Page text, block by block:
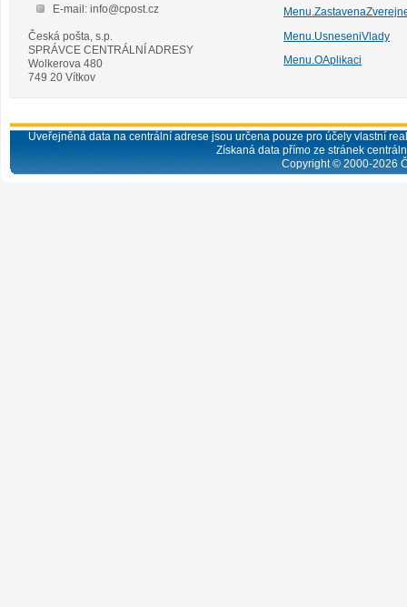
E-mail: info@cpost.cz
Česká pošta, s.p.
SPRÁVCE CENTRÁLNÍ ADRESY
Wolkerova 480
749 20 Vítkov
Menu.UsneseniVlady
Menu.OAplikaci
Uveřejněná data na centrální adrese jsou určena pouze pro účely vlastní
Získaná data přímo ze stránek
Copyright © 2000-2026